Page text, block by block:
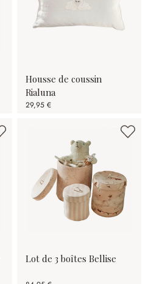
Housse de coussin
Rialuna
29,95 €
Lot de 3 boîtes Bellise